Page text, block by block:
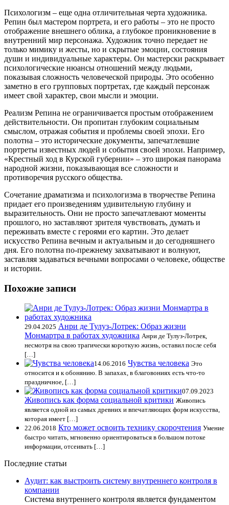
Психологизм – еще одна отличительная черта художника.
Репин был мастером портрета, и его работы – это не просто
отображение внешнего облика, а глубокое проникновение в
внутренний мир персонажа. Художник точно передает не
только мимику и жесты, но и скрытые эмоции, состояния
души и индивидуальные характеры. Он мастерски раскрывает
психологические нюансы отношений между людьми,
показывая сложность человеческой природы. Это особенно
заметно в его групповых портретах, где каждый персонаж
имеет свой характер, свои мысли и эмоции.
Реализм Репина не ограничивается простым отображением
действительности. Он пропитан глубоким социальным
смыслом, отражая события и проблемы своей эпохи. Его
полотна – это исторические документы, запечатлевшие
портреты известных людей и события своей эпохи. Например,
«Крестный ход в Курской губернии» – это широкая панорама
народной жизни, показывающая все сложности и
противоречия русского общества.
Сочетание драматизма и психологизма в творчестве Репина
придает его произведениям удивительную глубину и
выразительность. Они не просто запечатлевают моменты
прошлого, но заставляют зрителя чувствовать, думать и
переживать вместе с героями его картин. Это делает
искусство Репина вечным и актуальным и до сегодняшнего
дня. Его полотна по-прежнему захватывают и волнуют,
заставляя задаваться вечными вопросами о человеке, обществе
и истории.
Похожие записи
29.04.2025 Анри де Тулуз-Лотрек: Образ жизни
Монмартра в работах художника Анри де Тулуз-Лотрек,
несмотря на свою трагически короткую жизнь, оставил после себя
[…]
14.06.2016 Чувства человека Это
относится и к обонянию. В запахах, в благовониях есть что-то
праздничное, […]
07.09.2023
Живопись как форма социальной критики Живопись
является одной из самых древних и впечатляющих форм искусства,
которая имеет […]
22.06.2018 Кто может освоить технику скорочтения Умение
быстро читать, мгновенно ориентироваться в большом потоке
информации, отсеивать […]
Последние статьи
Аудит: как выстроить систему внутреннего контроля в
компании
Система внутреннего контроля является фундаментом